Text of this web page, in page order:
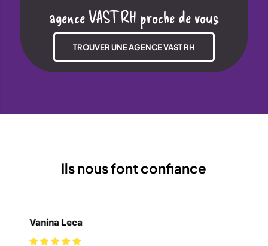
agence VAST RH proche de vous
TROUVER UNE AGENCE VAST RH
Ils nous font confiance
Vanina Leca